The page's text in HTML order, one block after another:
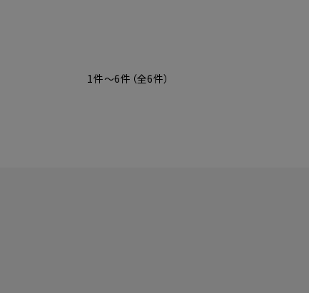
1件～6件（全6件）